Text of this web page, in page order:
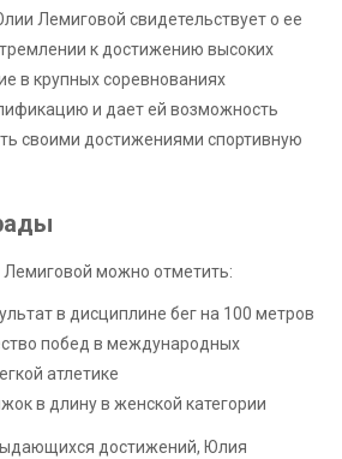
Лемиговой свидетельствует о ее
к достижению высоких
в крупных соревнованиях
и дает ей возможность
своими достижениями спортивную
можно отметить:
в дисциплине бег на 100 метров
побед в международных
атлетике
в длину в женской категории
достижений, Юлия